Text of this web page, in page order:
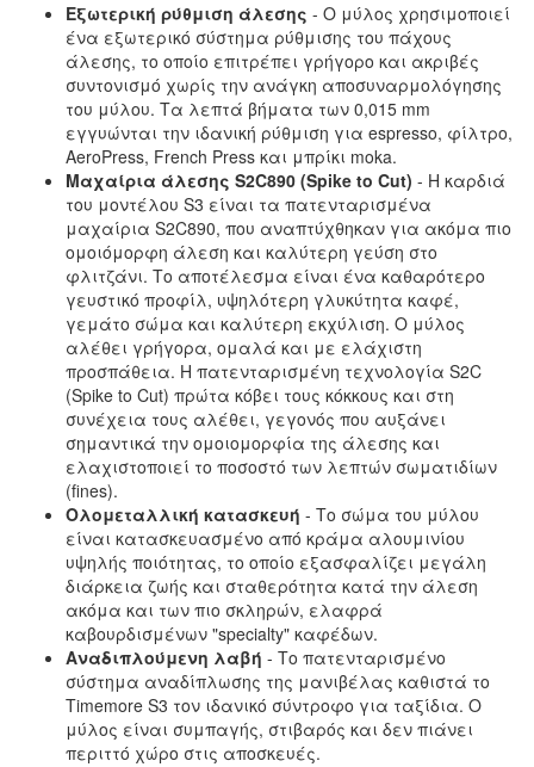
Εξωτερική ρύθμιση άλεσης - Ο μύλος χρησιμοποιεί
ένα εξωτερικό σύστημα ρύθμισης του πάχους
άλεσης, το οποίο επιτρέπει γρήγορο και ακριβές
συντονισμό χωρίς την ανάγκη αποσυναρμολόγησης
του μύλου. Τα λεπτά βήματα των 0,015 mm
εγγυώνται την ιδανική ρύθμιση για espresso, φίλτρο,
AeroPress, French Press και μπρίκι moka.
Μαχαίρια άλεσης S2C890 (Spike to Cut) - Η καρδιά
του μοντέλου S3 είναι τα πατενταρισμένα
μαχαίρια S2C890, που αναπτύχθηκαν για ακόμα πιο
ομοιόμορφη άλεση και καλύτερη γεύση στο
φλιτζάνι. Το αποτέλεσμα είναι ένα καθαρότερο
γευστικό προφίλ, υψηλότερη γλυκύτητα καφέ,
γεμάτο σώμα και καλύτερη εκχύλιση. Ο μύλος
αλέθει γρήγορα, ομαλά και με ελάχιστη
προσπάθεια. Η πατενταρισμένη τεχνολογία S2C
(Spike to Cut) πρώτα κόβει τους κόκκους και στη
συνέχεια τους αλέθει, γεγονός που αυξάνει
σημαντικά την ομοιομορφία της άλεσης και
ελαχιστοποιεί το ποσοστό των λεπτών σωματιδίων
(fines).
Ολομεταλλική κατασκευή - Το σώμα του μύλου
είναι κατασκευασμένο από κράμα αλουμινίου
υψηλής ποιότητας, το οποίο εξασφαλίζει μεγάλη
διάρκεια ζωής και σταθερότητα κατά την άλεση
ακόμα και των πιο σκληρών, ελαφρά
καβουρδισμένων "specialty" καφέδων.
Αναδιπλούμενη λαβή - Το πατενταρισμένο
σύστημα αναδίπλωσης της μανιβέλας καθιστά το
Timemore S3 τον ιδανικό σύντροφο για ταξίδια. Ο
μύλος είναι συμπαγής, στιβαρός και δεν πιάνει
περιττό χώρο στις αποσκευές.